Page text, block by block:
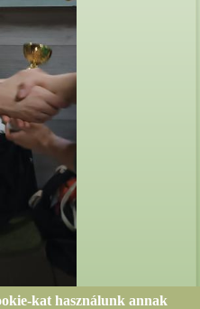
kat használunk annak